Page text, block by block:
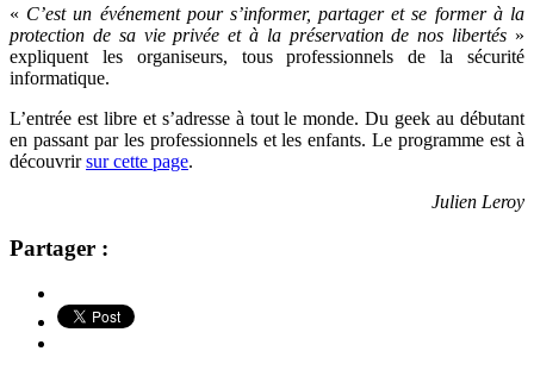
« C’est un événement pour s’informer, partager et se former à la
protection de sa vie privée et à la préservation de nos libertés »
expliquent les organiseurs, tous professionnels de la sécurité
informatique.
L’entrée est libre et s’adresse à tout le monde. Du geek au débutant
en passant par les professionnels et les enfants. Le programme est à
découvrirsur cette page.
Julien Leroy
Partager :